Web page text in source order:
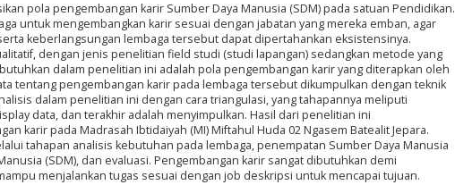
pola pengembangan karir Sumber Daya Manusia (SDM) pada satuan Pendidikan.
untuk mengembangkan karir sesuai dengan jabatan yang mereka emban, agar
keberlangsungan lembaga tersebut dapat dipertahankan eksistensinya.
dengan jenis penelitian field studi (studi lapangan) sedangkan metode yang
dalam penelitian ini adalah pola pengembangan karir yang diterapkan oleh
tentang pengembangan karir pada lembaga tersebut dikumpulkan dengan teknik
dalam penelitian ini dengan cara triangulasi, yang tahapannya meliputi
data, dan terakhir adalah menyimpulkan. Hasil dari penelitian ini
karir pada Madrasah Ibtidaiyah (MI) Miftahul Huda 02 Ngasem Batealit Jepara.
tahapan analisis kebutuhan pada lembaga, penempatan Sumber Daya Manusia
(SDM), dan evaluasi. Pengembangan karir sangat dibutuhkan demi
menjalankan tugas sesuai dengan job deskripsi untuk mencapai tujuan.